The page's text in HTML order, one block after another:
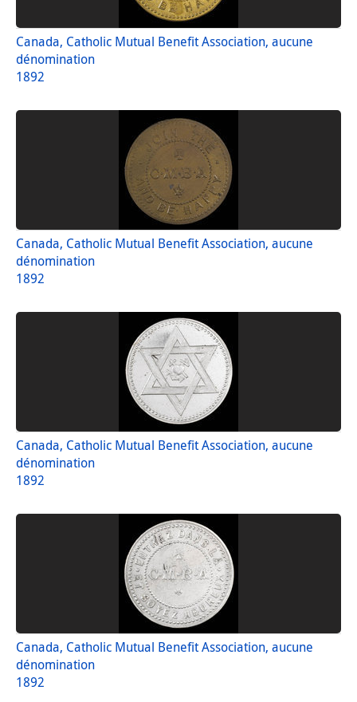
Canada, Catholic Mutual Benefit Association, aucune
dénomination
1892
Canada, Catholic Mutual Benefit Association, aucune
dénomination
1892
Canada, Catholic Mutual Benefit Association, aucune
dénomination
1892
Canada, Catholic Mutual Benefit Association, aucune
dénomination
1892